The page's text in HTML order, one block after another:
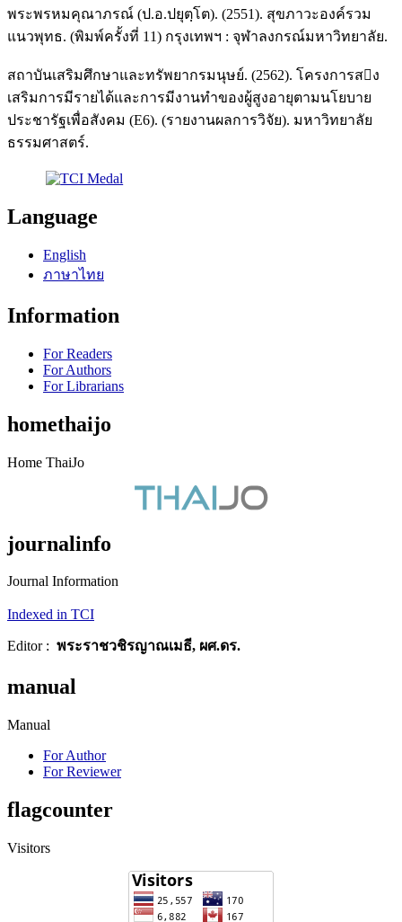
พระพรหมคุณาภรณ์ (ป.อ.ปยุตฺโต). (2551). สุขภาวะองค์รวม
แนวพุทธ. (พิมพ์ครั้งที่ 11) กรุงเทพฯ : จุฬาลงกรณ์มหาวิทยาลัย.
สถาบันเสริมศึกษาและทรัพยากรมนุษย์. (2562). โครงการสง
เสริมการมีรายได้และการมีงานทำของผู้สูงอายุตามนโยบาย
ประชารัฐเพื่อสังคม (E6). (รายงานผลการวิจัย). มหาวิทยาลัย
ธรรมศาสตร์.
Language
English
ภาษาไทย
Information
For Readers
For Authors
For Librarians
homethaijo
Home ThaiJo
journalinfo
Journal Information
Indexed in TCI
Editor : พระราชวชิรญาณเมธี, ผศ.ดร.
manual
Manual
For Author
For Reviewer
flagcounter
Visitors